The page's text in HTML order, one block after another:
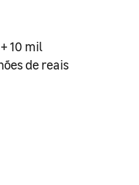
+ 10 mil
de reais